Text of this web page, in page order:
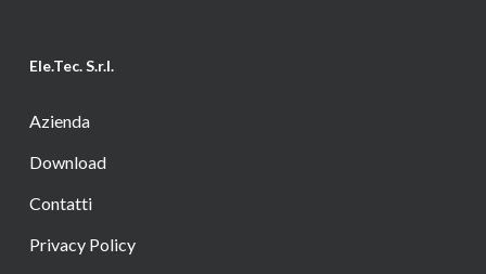
Ele.Tec. S.r.l.
Azienda
Download
Contatti
Privacy Policy